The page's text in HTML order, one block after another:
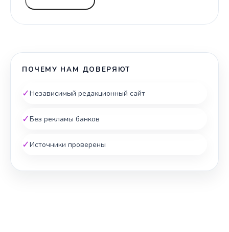
ПОЧЕМУ НАМ ДОВЕРЯЮТ
✓Независимый редакционный сайт
✓Без рекламы банков
✓Источники проверены